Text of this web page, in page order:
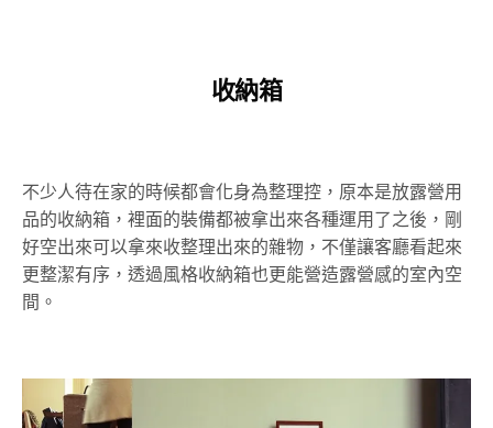
收納箱
不少人待在家的時候都會化身為整理控，原本是放露營用
品的收納箱，裡面的裝備都被拿出來各種運用了之後，剛
好空出來可以拿來收整理出來的雜物，不僅讓客廳看起來
更整潔有序，透過風格收納箱也更能營造露營感的室內空
間。